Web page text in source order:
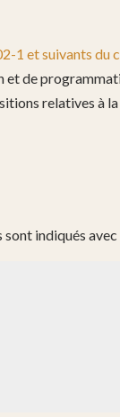
1 et suivants du
et de
relatives à
sont indiqués avec